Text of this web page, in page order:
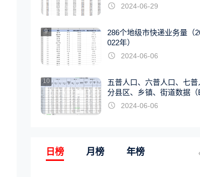
2024-06-29
9
286个地级市快递业务量（
022年）
2024-06-06
10
五普人口、六普人口、七普
分县区、乡镇、街道数据（
EL版）2024-06-06
日榜 月榜 年榜